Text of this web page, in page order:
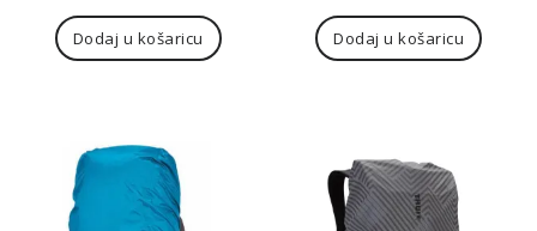
Dodaj u košaricu Dodaj u košaricu